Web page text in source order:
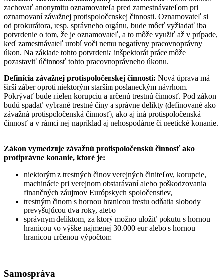
zachovať anonymitu oznamovateľa pred zamestnávateľom pri
oznamovaní závažnej protispoločenskej činnosti. Oznamovateľ si
od prokurátora, resp. správneho orgánu, bude môcť vyžiadať iba
potvrdenie o tom, že je oznamovateľ, a to môže využiť až v prípade,
keď zamestnávateľ urobí voči nemu negatívny pracovnoprávny
úkon. Na základe tohto potvrdenia inšpektorát práce môže
pozastaviť účinnosť tohto pracovnoprávneho úkonu.
Definícia závažnej protispoločenskej činnosti: Nová úprava má
širší záber oproti niektorým starším poslaneckým návrhom.
Pokrývať bude nielen korupciu a určenú trestnú činnosť. Pod zákon
budú spadať vybrané trestné činy a správne delikty (definované ako
závažná protispoločenská činnosť), ako aj iná protispoločenská
činnosť a v rámci nej napríklad aj nehospodárne či neetické konanie.
Zákon vymedzuje závažnú protispoločenskú činnosť ako
protiprávne konanie, ktoré je:
niektorým z trestných činov verejných činiteľov, korupcie,
machinácie pri verejnom obstarávaní alebo poškodzovania
finančných záujmov Európskych spoločenstiev,
trestným činom s hornou hranicou trestu odňatia slobody
prevyšujúcou dva roky, alebo
správnym deliktom, za ktorý možno uložiť pokutu s hornou
hranicou vo výške najmenej 30.000 eur alebo s hornou
hranicou určenou výpočtom
Samospráva